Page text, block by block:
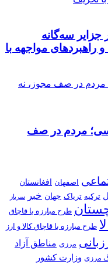
سه‌گانه
مواجهه با
مردم در صف
اصفهان افغانستان
ترکیه تریاک جهان خبر سرباز
طرح مبارزه با قاچاق
طرح مبارزه با قاچاق کالا و ارز
مرزی مناطق آزاد
مرزی وزارت کشور